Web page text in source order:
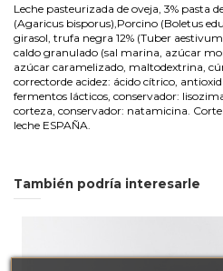
Leche pasteurizada de oveja, 3% pasta
(Agaricus bisporus),Porcino (Boletus
girasol, trufa negra 12% (Tuber
caldo granulado (sal marina, azúcar
azúcar caramelizado, maltodextrina,
correctorde acidez: ácido cítrico,
fermentos lácticos, conservador:
corteza, conservador: natamicina.
leche ESPAÑA.
También podría interesarle